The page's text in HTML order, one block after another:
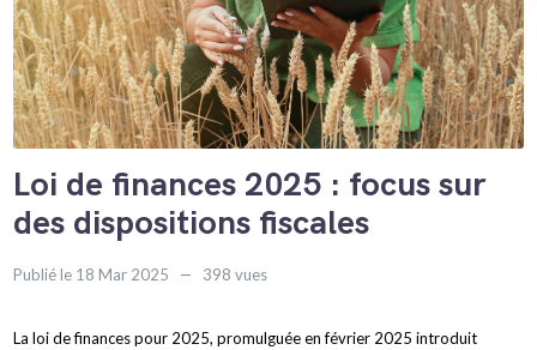
Loi de finances 2025 : focus sur
des dispositions fiscales
Publié le 18 Mar 2025 398 vues
La loi de finances pour 2025, promulguée en février 2025 introduit